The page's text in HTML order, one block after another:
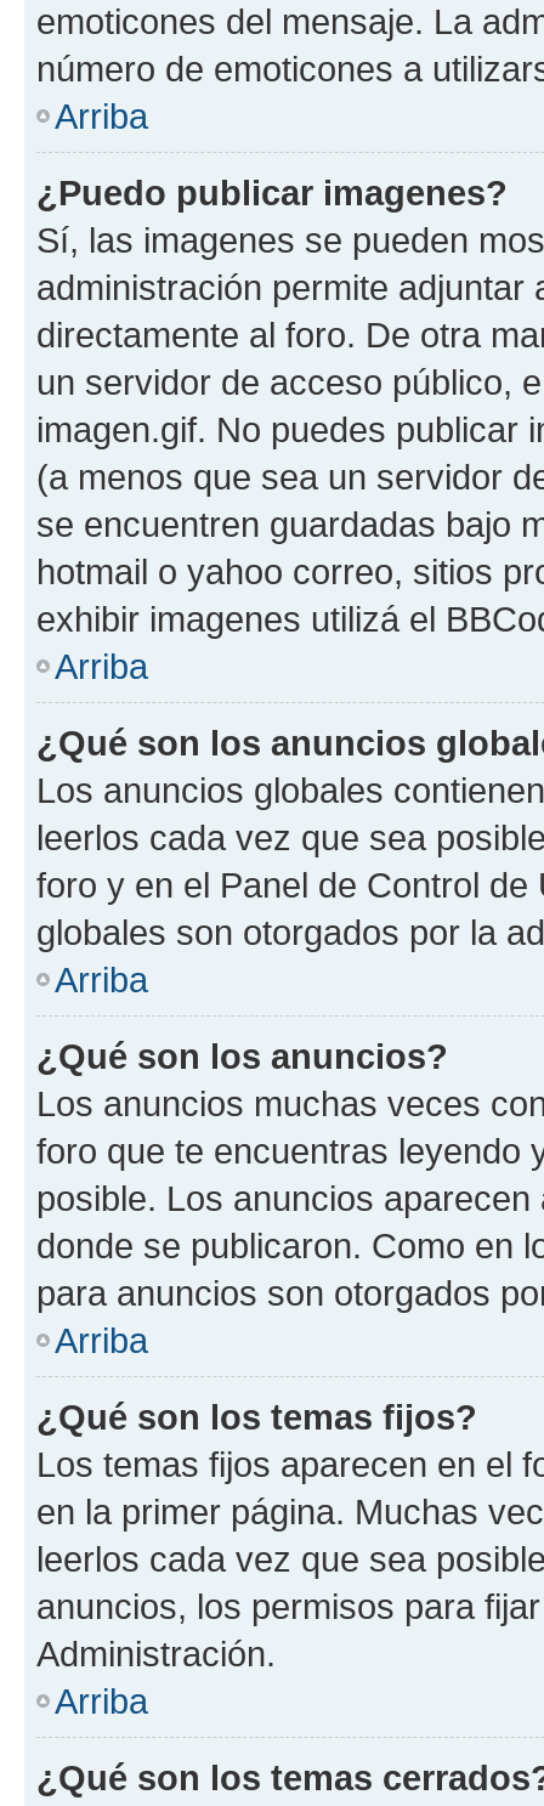
emoticones del mensaje. La
número de emoticones a
Arriba
¿Puedo publicar imagenes?
Sí, las imagenes se pueden
administración permite
directamente al foro. De otra
un servidor de acceso público,
imagen.gif. No puedes publicar
(a menos que sea un servidor
se encuentren guardadas bajo
hotmail o yahoo correo, sitios
exhibir imagenes utilizá el
Arriba
¿Qué son los anuncios
Los anuncios globales
leerlos cada vez que sea
foro y en el Panel de Control
globales son otorgados por la
Arriba
¿Qué son los anuncios?
Los anuncios muchas veces
foro que te encuentras leyendo
posible. Los anuncios
donde se publicaron. Como en
para anuncios son otorgados
Arriba
¿Qué son los temas fijos?
Los temas fijos aparecen en el
en la primer página. Muchas
leerlos cada vez que sea
anuncios, los permisos para
Administración.
Arriba
¿Qué son los temas